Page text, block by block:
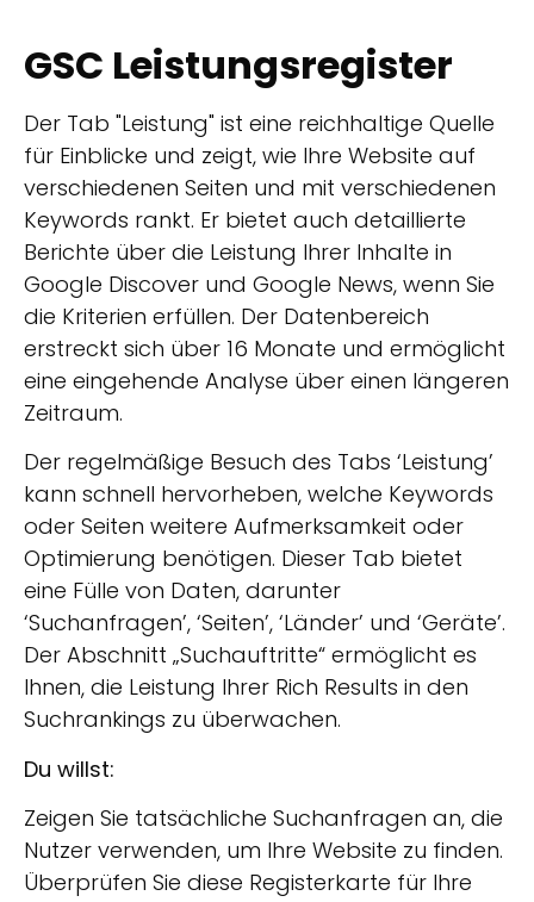
GSC Leistungsregister
Der Tab "Leistung" ist eine reichhaltige Quelle
für Einblicke und zeigt, wie Ihre Website auf
verschiedenen Seiten und mit verschiedenen
Keywords rankt. Er bietet auch detaillierte
Berichte über die Leistung Ihrer Inhalte in
Google Discover und Google News, wenn Sie
die Kriterien erfüllen. Der Datenbereich
erstreckt sich über 16 Monate und ermöglicht
eine eingehende Analyse über einen längeren
Zeitraum.
Der regelmäßige Besuch des Tabs ‘Leistung’
kann schnell hervorheben, welche Keywords
oder Seiten weitere Aufmerksamkeit oder
Optimierung benötigen. Dieser Tab bietet
eine Fülle von Daten, darunter
‘Suchanfragen’, ‘Seiten’, ‘Länder’ und ‘Geräte’.
Der Abschnitt „Suchauftritte“ ermöglicht es
Ihnen, die Leistung Ihrer Rich Results in den
Suchrankings zu überwachen.
Du willst:
Zeigen Sie tatsächliche Suchanfragen an, die
Nutzer verwenden, um Ihre Website zu finden.
Überprüfen Sie diese Registerkarte für Ihre